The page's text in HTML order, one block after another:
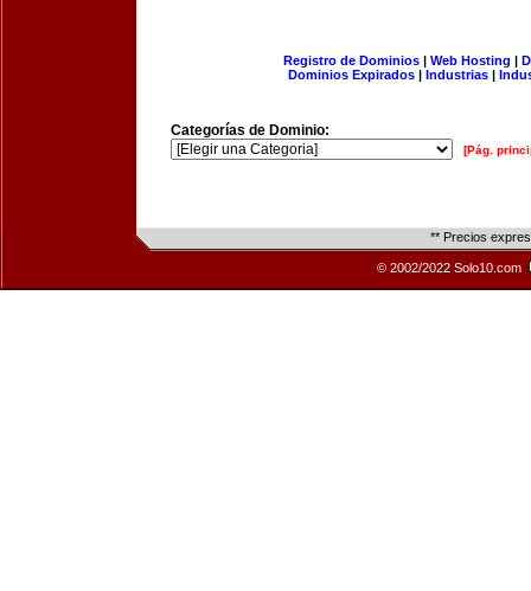
Registro de Dominios| Web Hosting |
Dominios Expirados | Industrias |
Categorías de Dominio:
[Pág.
** Precios
© 2002/2022 Solo10.com